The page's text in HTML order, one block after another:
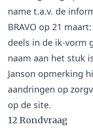
name t.a.v. de
BRAVO op 21
deels in de ik-vorm
naam aan het stuk
Janson opmerking
aandringen op
12 Rondvraag